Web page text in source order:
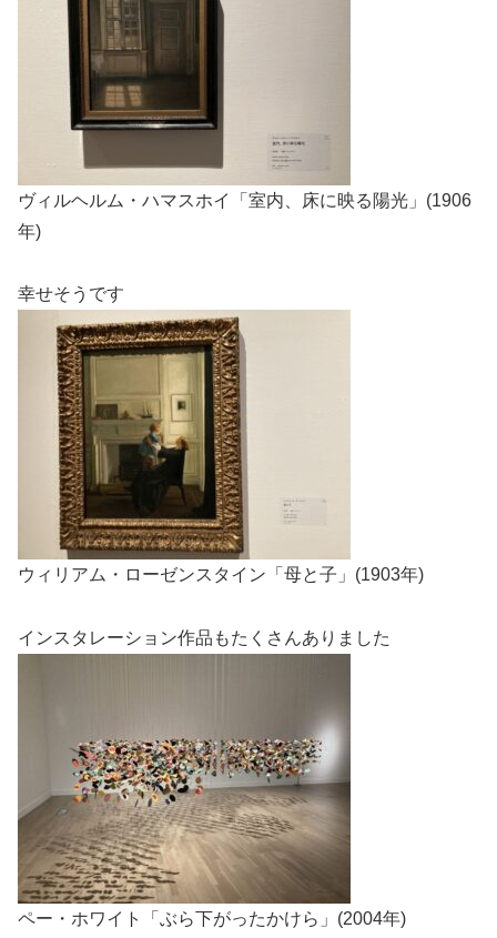
ヴィルヘルム・ハマスホイ「室内、床に映る陽光」(1906
年)
幸せそうです
ウィリアム・ローゼンスタイン「母と子」(1903年)
インスタレーション作品もたくさんありました
ペー・ホワイト「ぶら下がったかけら」(2004年)